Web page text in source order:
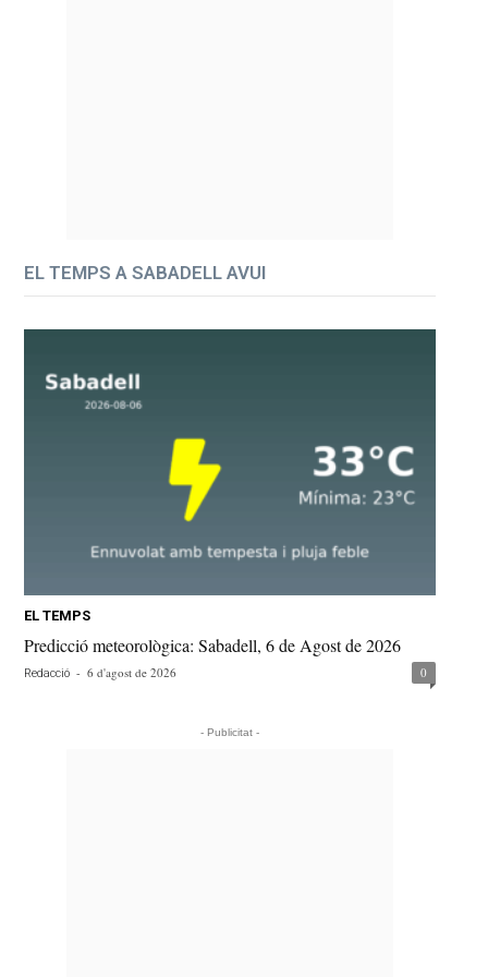
EL TEMPS A SABADELL AVUI
EL TEMPS
Predicció meteorològica: Sabadell, 6 de Agost de 2026
Redacció - 6 d'agost de 2026 0
- Publicitat -